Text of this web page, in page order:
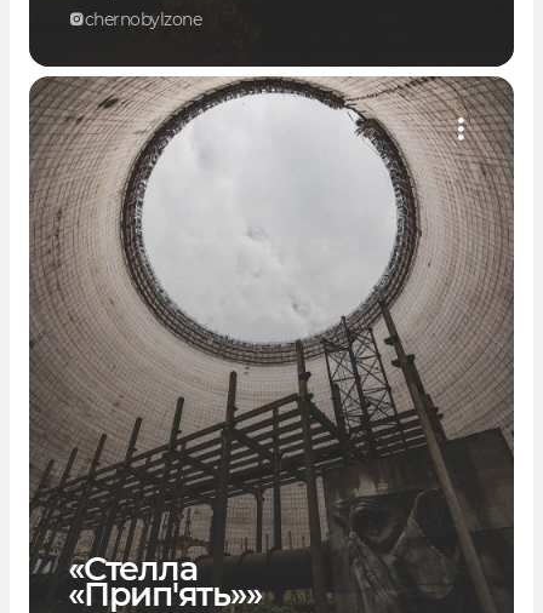
chernobylzone
«Стелла
«Прип'ять»»